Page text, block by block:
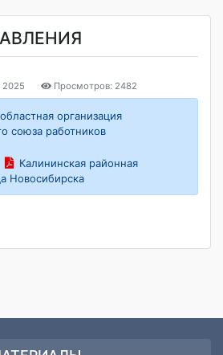
2025 Просмотров: 2482
организация
союза работников
Калининская районная
Новосибирска